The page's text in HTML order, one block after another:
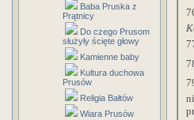
Baba Pruska z
Prątnicy
Do czego Prusom
służyły ścięte głowy
Kamienne baby
Kultura duchowa
Prusów
Religia Bałtów
Wiara Prusów